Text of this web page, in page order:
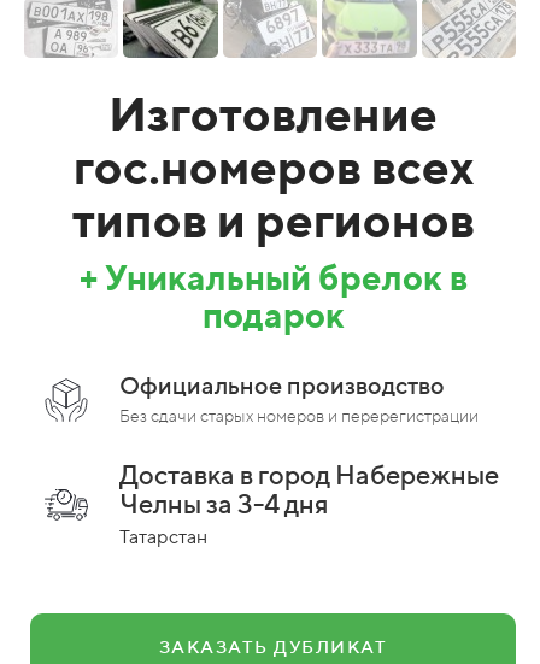
Изготовление
гос.номеров всех
типов и регионов
+ Уникальный брелок в
подарок
Официальное производство
Без сдачи старых номеров и перерегистрации
Доставка в город Набережные
Челны за 3-4 дня
Татарстан
ЗАКАЗАТЬ ДУБЛИКАТ